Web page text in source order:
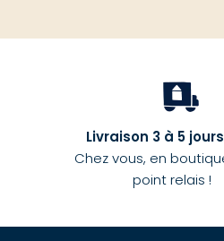
Livraison 3 à 5
Chez vous, en
point relais !